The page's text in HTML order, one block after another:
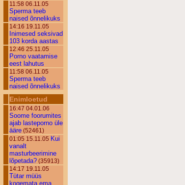
11:58 06.11.05
Sperma teeb
naised õnnelikuks
14:16 19.11.05
Inimesed seksivad
103 korda aastas
12:46 25.11.05
Porno vaatamise
eest lahutus
11:58 06.11.05
Sperma teeb
naised õnnelikuks
Enimloetud
16:47 04.01.06
Soome foorumites
ajab lasteporno üle
ääre (52461)
01:05 15.11.05 Kui
vanalt
masturbeerimine
lõpetada? (35913)
14:17 19.11.05
Tütar müüs
kogemata ema